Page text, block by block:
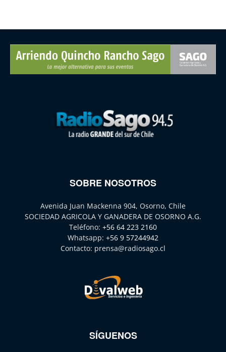
SOBRE NOSOTROS
Avenida Juan Mackenna 904, Osorno, Chile
SOCIEDAD AGRICOLA Y GANADERA DE OSORNO A.G.
Teléfono: +56 64 223 2160
Whatsapp: +56 9 57244942
Contacto: prensa@radiosago.cl
SÍGUENOS